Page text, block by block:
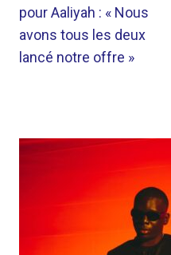
pour Aaliyah : « Nous
avons tous les deux
lancé notre offre »